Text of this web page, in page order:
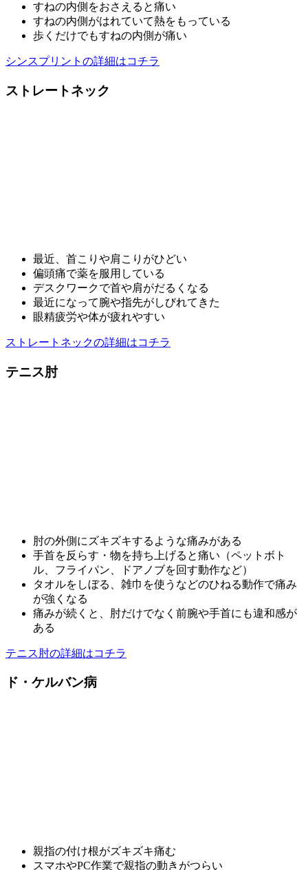
すねの内側をおさえると痛い
すねの内側がはれていて熱をもっている
歩くだけでもすねの内側が痛い
シンスプリントの詳細はコチラ
ストレートネック
最近、首こりや肩こりがひどい
偏頭痛で薬を服用している
デスクワークで首や肩がだるくなる
最近になって腕や指先がしびれてきた
眼精疲労や体が疲れやすい
ストレートネックの詳細はコチラ
テニス肘
肘の外側にズキズキするような痛みがある
手首を反らす・物を持ち上げると痛い（ペットボト
ル、フライパン、ドアノブを回す動作など）
タオルをしぼる、雑巾を使うなどのひねる動作で痛み
が強くなる
痛みが続くと、肘だけでなく前腕や手首にも違和感が
ある
テニス肘の詳細はコチラ
ド・ケルバン病
親指の付け根がズキズキ痛む
スマホやPC作業で親指の動きがつらい